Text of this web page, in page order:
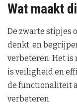
Wat maakt
De zwarte stipjes
denkt, en
verbeteren. Het is
is veiligheid en
de functionaliteit
verbeteren.